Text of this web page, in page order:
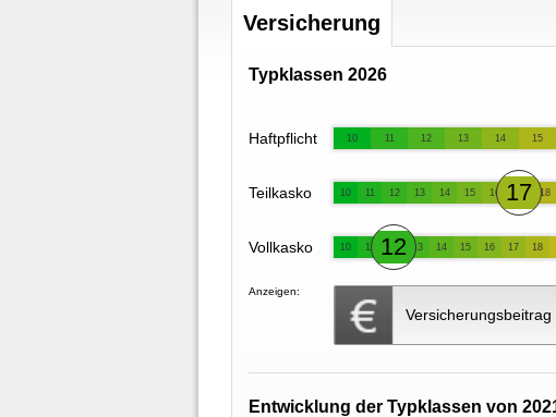
Versicherung
Typklassen 2026
Haftpflicht 10 11 12 13 14 15
Teilkasko 10 11 12 13 14 15 16 17 18
Vollkasko 10 11 12 13 14 15 16 17 18
Anzeigen:
Entwicklung der Typklassen von